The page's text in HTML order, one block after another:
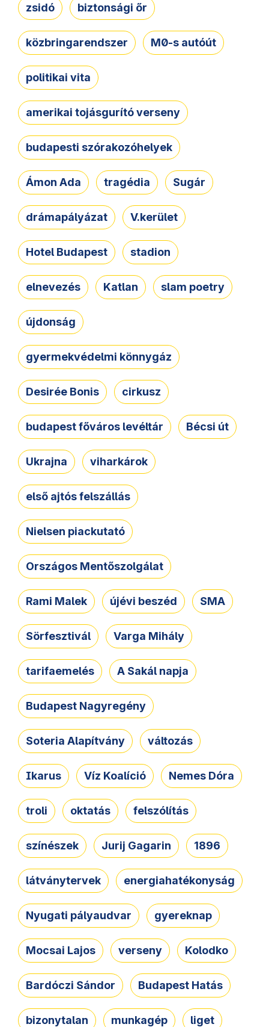
zsidó biztonsági őr
közbringarendszer M0-s autóút
politikai vita
amerikai tojásgurító verseny
budapesti szórakozóhelyek
Ámon Ada tragédia Sugár
drámapályázat V.kerület
Hotel Budapest stadion
elnevezés Katlan slam poetry
újdonság
gyermekvédelmi könnygáz
Desirée Bonis cirkusz
budapest főváros levéltár Bécsi út
Ukrajna viharkárok
első ajtós felszállás
Nielsen piackutató
Országos Mentőszolgálat
Rami Malek újévi beszéd SMA
Sörfesztivál Varga Mihály
tarifaemelés A Sakál napja
Budapest Nagyregény
Soteria Alapítvány változás
Ikarus Víz Koalíció Nemes Dóra
troli oktatás felszólítás
színészek Jurij Gagarin 1896
látványtervek energiahatékonyság
Nyugati pályaudvar gyereknap
Mocsai Lajos verseny Kolodko
Bardóczi Sándor Budapest Hatás
bizonytalan munkagép liget